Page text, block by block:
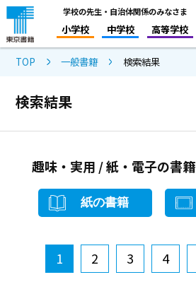
学校の先生・自治体関係のみなさま
小学校 中学校 高等学校
TOP 一般書籍 検索結果
検索結果
趣味・実用 / 紙・電子の書籍
紙の書籍
1 2 3 4